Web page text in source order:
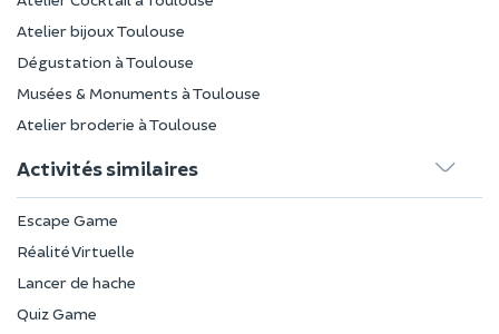
Atelier bijoux Toulouse
Dégustation à Toulouse
Musées & Monuments à Toulouse
Atelier broderie à Toulouse
Activités similaires
Escape Game
Réalité Virtuelle
Lancer de hache
Quiz Game